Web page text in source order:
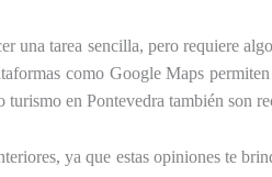
una tarea sencilla, pero requiere
como Google Maps
turismo en Pontevedra también son
ya que estas opiniones te